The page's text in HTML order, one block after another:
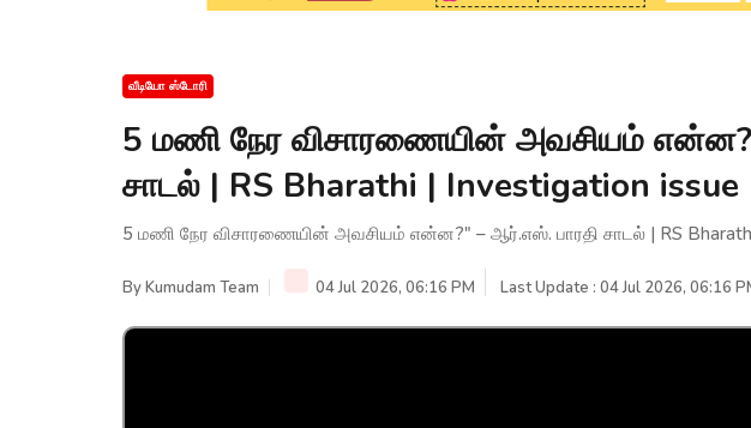
வீடியோ ஸ்டோரி
5 மணி நேர விசாரணையின் அவசியம்
சாடல் | RS Bharathi | Investigation issue
5 மணி நேர விசாரணையின் அவசியம் என்ன?" – ஆர்.எஸ். பாரதி சாடல் | RS
ByKumudam Team 04 Jul 2026, 06:16 PM Last Update : 04 Jul 2026, 06:16